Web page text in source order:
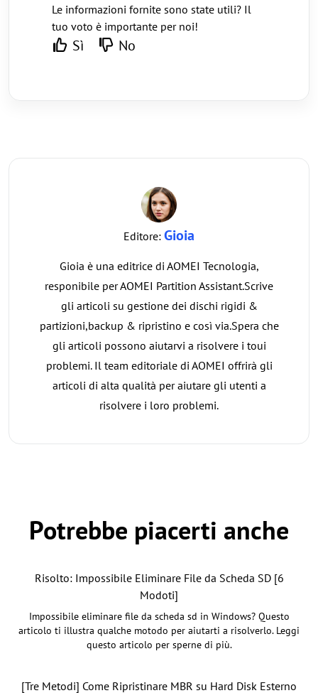
Le informazioni fornite sono state utili? Il
tuo voto è importante per noi!
Sì No
Editore: Gioia
Gioia è una editrice di AOMEI Tecnologia,
responibile per AOMEI Partition Assistant.Scrive
gli articoli su gestione dei dischi rigidi &
partizioni,backup & ripristino e così via.Spera che
gli articoli possono aiutarvi a risolvere i toui
problemi. Il team editoriale di AOMEI offrirà gli
articoli di alta qualità per aiutare gli utenti a
risolvere i loro problemi.
Potrebbe piacerti anche
Risolto: Impossibile Eliminare File da Scheda SD [6
Modoti]
Impossibile eliminare file da scheda sd in Windows? Questo
articolo ti illustra qualche motodo per aiutarti a risolverlo. Leggi
questo articolo per sperne di più.
[Tre Metodi] Come Ripristinare MBR su Hard Disk Esterno